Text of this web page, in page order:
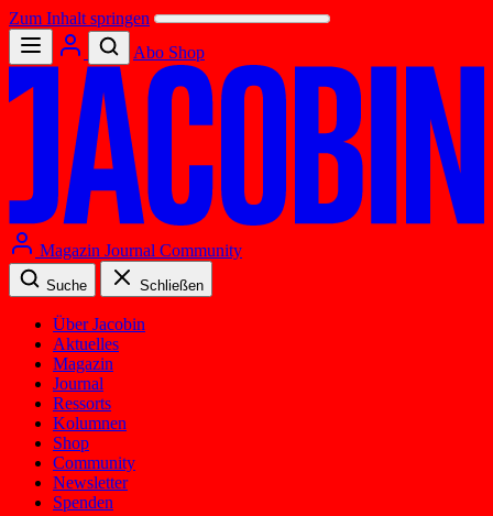
Zum Inhalt springen
Abo Shop
Magazin Journal Community
Suche Schließen
Über Jacobin
Aktuelles
Magazin
Journal
Ressorts
Kolumnen
Shop
Community
Newsletter
Spenden